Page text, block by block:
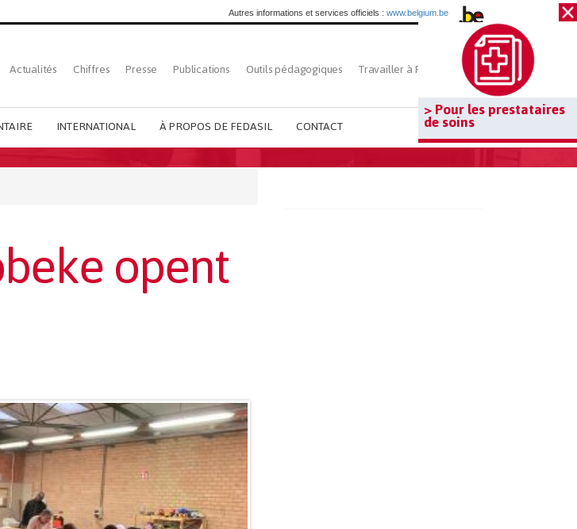
> Pour les prestataires
de soins
Autres informations et services officiels : www.belgium.be
Actualités Chiffres Presse Publications Outils pédagogiques Travailler à Fedasil Rechercher
INTERNATIONAL À PROPOS DE FEDASIL CONTACT
opent